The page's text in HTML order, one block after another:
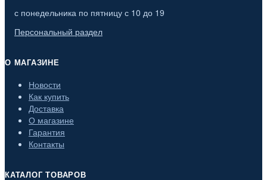
с понедельника по пятницу с 10 до 19
Персональный раздел
О МАГАЗИНЕ
Новости
Как купить
Доставка
О магазине
Гарантия
Контакты
КАТАЛОГ ТОВАРОВ